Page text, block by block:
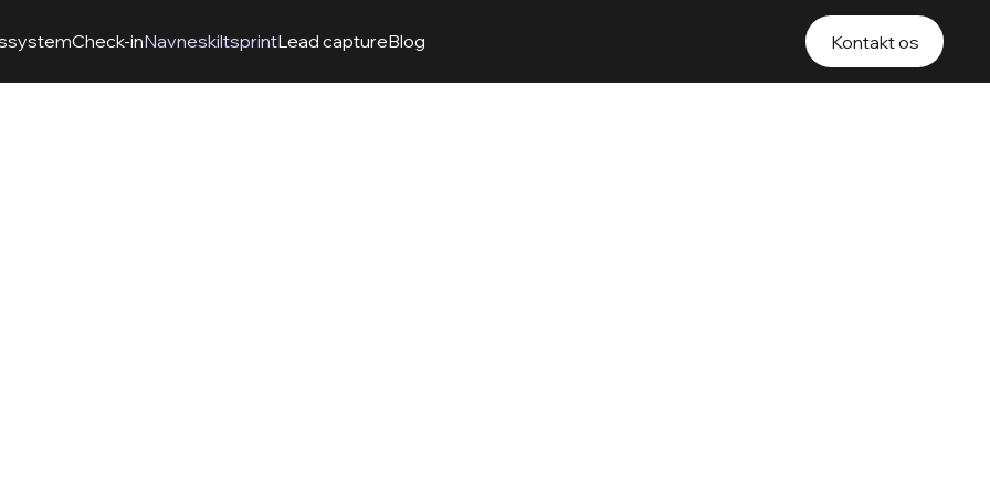
Check-inNavneskiltsprintLead captureBlog Kontakt os